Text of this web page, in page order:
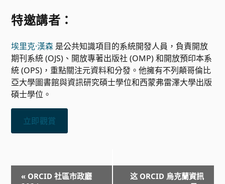
特邀講者：
埃里克·漢森 是公共知識項目的系統開發人員，負責開放
期刊系統 (OJS)、開放專著出版社 (OMP) 和開放預印本系
統 (OPS)，重點關注元資料和分發。他擁有不列顛哥倫比
亞大學圖書館與資訊研究碩士學位和西蒙弗雷澤大學出版
碩士學位。
立即觀賞
事« ORCID 社區市政廳
这 ORCID 烏克蘭資訊